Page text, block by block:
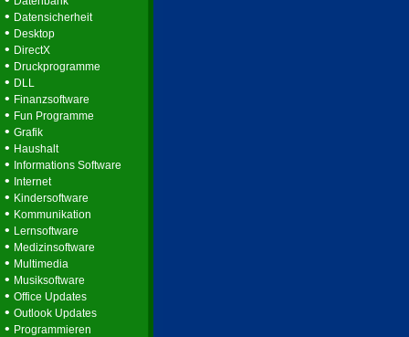
• Datensicherheit
• Desktop
• DirectX
• Druckprogramme
• DLL
• Finanzsoftware
• Fun Programme
• Grafik
• Haushalt
• Informations Software
• Internet
• Kindersoftware
• Kommunikation
• Lernsoftware
• Medizinsoftware
• Multimedia
• Musiksoftware
• Office Updates
• Outlook Updates
• Programmieren